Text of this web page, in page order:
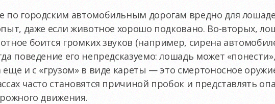
по городским автомобильным дорогам вредно для
даже если животное хорошо подковано. Во-вторых,
боится громких звуков (например, сирена
поведение его непредсказуемо: лошадь может
и с «грузом» в виде кареты — это смертоносное
часто становятся причиной пробок и представлять
движения.